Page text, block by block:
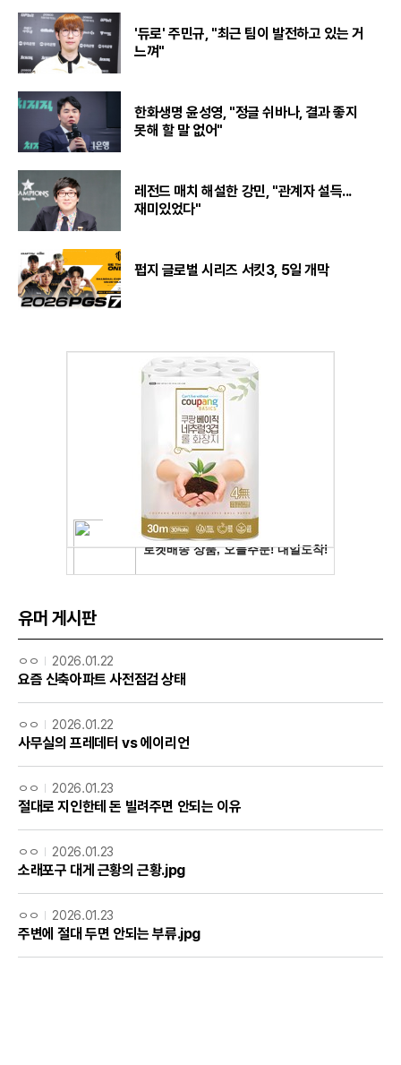
'듀로' 주민규, "최근 팀이 발전하고 있는 거
느껴"
한화생명 윤성영, "정글 쉬바나, 결과 좋지
못해 할 말 없어"
레전드 매치 해설한 강민, "관계자 설득...
재미있었다"
펍지 글로벌 시리즈 서킷3, 5일 개막
유머 게시판
ㅇㅇ 2026.01.22
요즘 신축아파트 사전점검 상태
ㅇㅇ 2026.01.22
사무실의 프레데터 vs 에이리언
ㅇㅇ 2026.01.23
절대로 지인한테 돈 빌려주면 안되는 이유
ㅇㅇ 2026.01.23
소래포구 대게 근황의 근황.jpg
ㅇㅇ 2026.01.23
주변에 절대 두면 안되는 부류.jpg